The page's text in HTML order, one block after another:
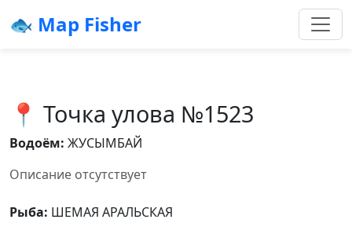
🐟 Map Fisher
📍 Точка улова №1523
Водоём: ЖУСЫМБАЙ
Описание отсутствует
Рыба: ШЕМАЯ АРАЛЬСКАЯ